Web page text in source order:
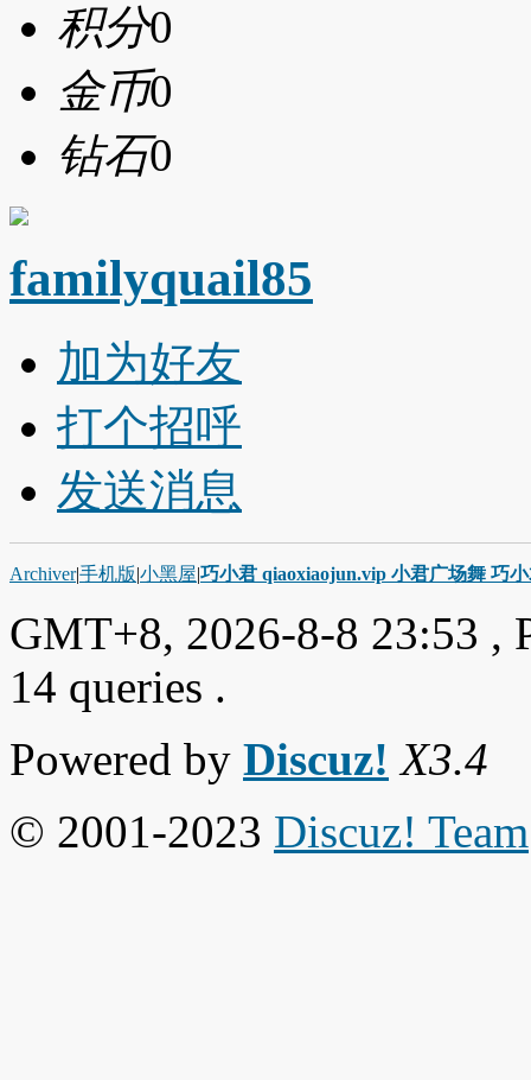
积分0
金币0
钻石0
familyquail85
加为好友
打个招呼
发送消息
Archiver|手机版|小黑屋|巧小君 qiaoxiaojun.vip 小君广场舞 巧
GMT+8, 2026-8-8 23:53 ,
14 queries .
Powered by Discuz! X3.4
© 2001-2023 Discuz! Team